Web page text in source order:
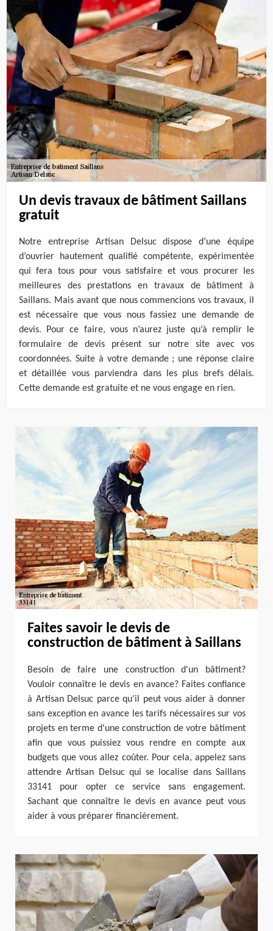
Un devis travaux de bâtiment Saillans
gratuit
Notre entreprise Artisan Delsuc dispose d’une équipe
d’ouvrier hautement qualifié compétente, expérimentée
qui fera tous pour vous satisfaire et vous procurer les
meilleures des prestations en travaux de bâtiment à
Saillans. Mais avant que nous commencions vos travaux, il
est nécessaire que vous nous fassiez une demande de
devis. Pour ce faire, vous n’aurez juste qu’à remplir le
formulaire de devis présent sur notre site avec vos
coordonnées. Suite à votre demande ; une réponse claire
et détaillée vous parviendra dans les plus brefs délais.
Cette demande est gratuite et ne vous engage en rien.
Faites savoir le devis de
construction de bâtiment à Saillans
Besoin de faire une construction d'un bâtiment?
Vouloir connaître le devis en avance? Faites confiance
à Artisan Delsuc parce qu'il peut vous aider à donner
sans exception en avance les tarifs nécessaires sur vos
projets en terme d'une construction de votre bâtiment
afin que vous puissiez vous rendre en compte aux
budgets que vous allez coûter. Pour cela, appelez sans
attendre Artisan Delsuc qui se localise dans Saillans
33141 pour opter ce service sans engagement.
Sachant que connaître le devis en avance peut vous
aider à vous préparer financièrement.